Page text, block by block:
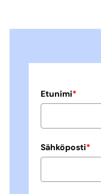
Etunimi*
Sähköposti*